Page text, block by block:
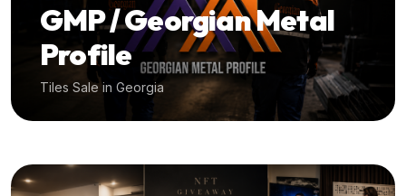
GMP / Georgian Metal
Profile
Tiles Sale in Georgia